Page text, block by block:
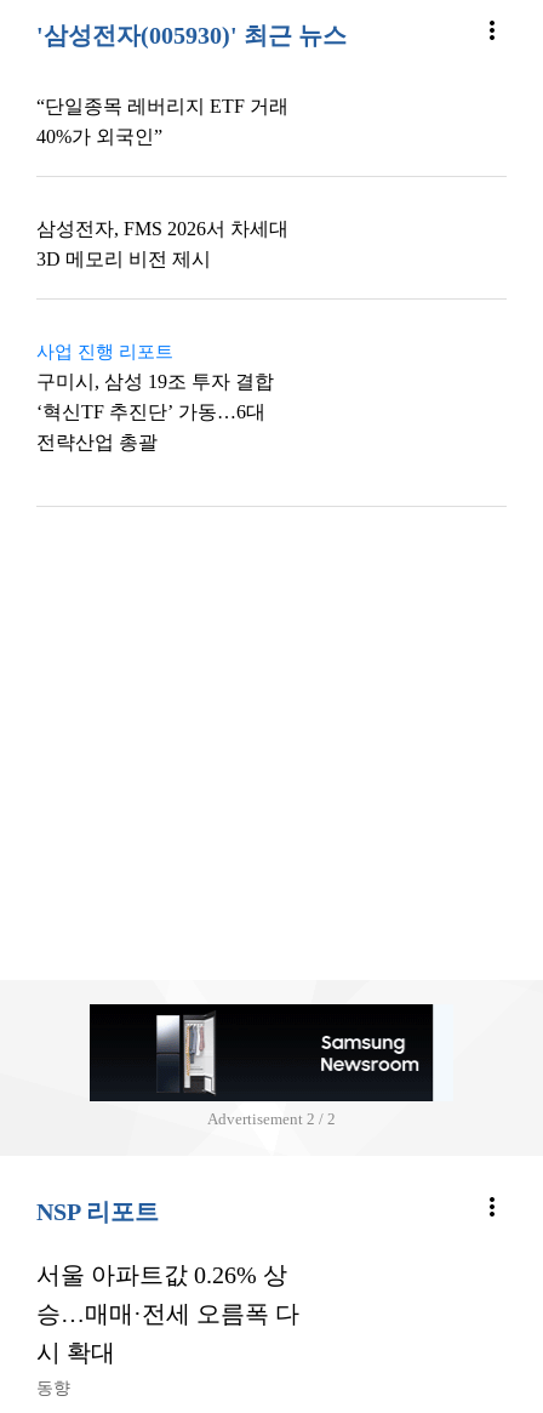
'삼성전자(005930)' 최근 뉴스 more_vert
“단일종목 레버리지 ETF 거래
40%가 외국인”
삼성전자, FMS 2026서 차세대
3D 메모리 비전 제시
사업 진행 리포트
구미시, 삼성 19조 투자 결합
‘혁신TF 추진단’ 가동…6대
전략산업 총괄
Advertisement 2 / 2
NSP 리포트 more_vert
서울 아파트값 0.26% 상
승…매매·전세 오름폭 다
시 확대
동향